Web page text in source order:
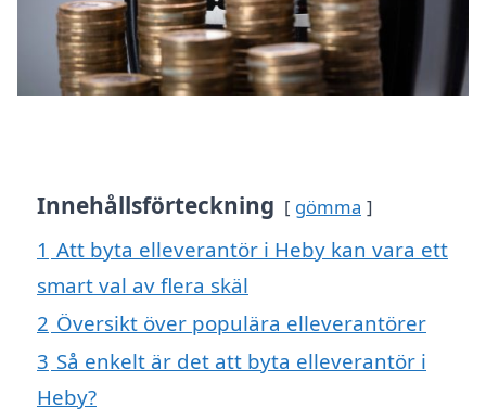
Innehållsförteckning gömma
1 Att byta elleverantör i Heby kan vara ett
smart val av flera skäl
2 Översikt över populära elleverantörer
3 Så enkelt är det att byta elleverantör i
Heby?